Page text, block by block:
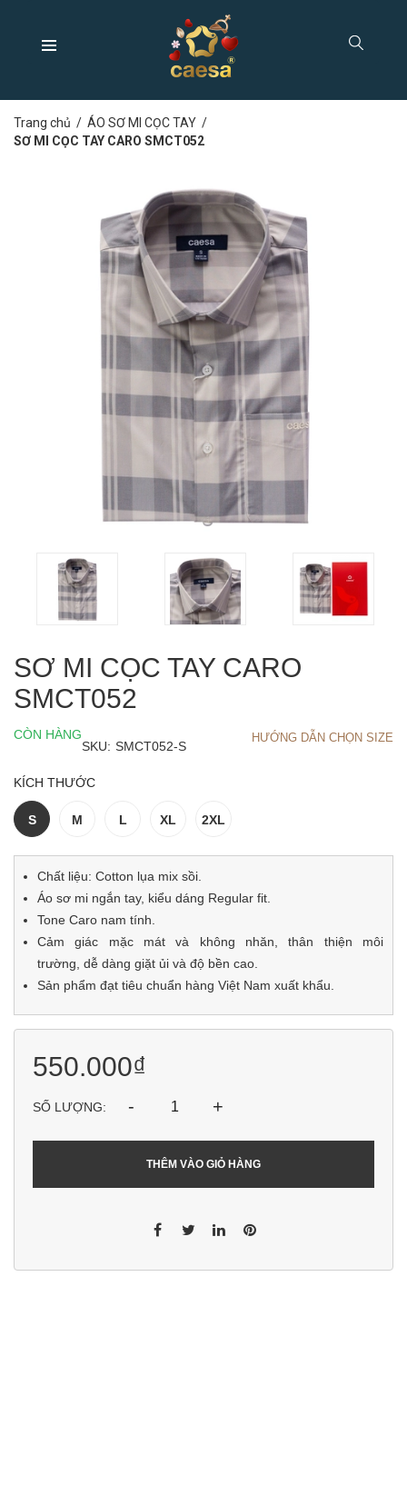
Trang chủ / ÁO SƠ MI CỌC TAY /
SƠ MI CỌC TAY CARO SMCT052
SƠ MI CỌC TAY CARO
SMCT052
CÒN HÀNG HƯỚNG DẪN CHỌN SIZE
SKU: SMCT052-S
KÍCH THƯỚC
S M L XL 2XL
Chất liệu: Cotton lụa mix sồi.
Áo sơ mi ngắn tay, kiểu dáng Regular fit.
Tone Caro nam tính.
Cảm giác mặc mát và không nhăn, thân thiện môi
trường, dễ dàng giặt ủi và độ bền cao.
Sản phẩm đạt tiêu chuẩn hàng Việt Nam xuất khẩu.
550.000₫
SỐ LƯỢNG: - +
THÊM VÀO GIỎ HÀNG